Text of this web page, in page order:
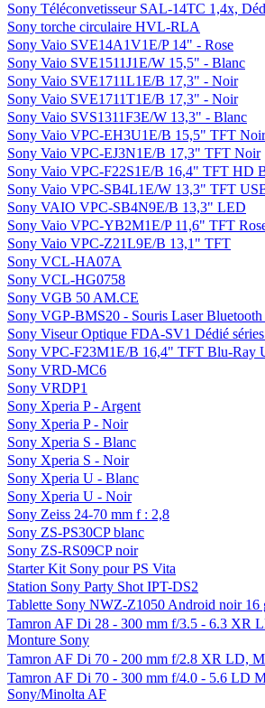
Sony Téléconvetisseur SAL-14TC 1,4x,
Sony torche circulaire HVL-RLA
Sony Vaio SVE14A1V1E/P 14" - Rose
Sony Vaio SVE1511J1E/W 15,5" - Blanc
Sony Vaio SVE1711L1E/B 17,3" - Noir
Sony Vaio SVE1711T1E/B 17,3" - Noir
Sony Vaio SVS1311F3E/W 13,3" - Blanc
Sony Vaio VPC-EH3U1E/B 15,5" TFT Noir
Sony Vaio VPC-EJ3N1E/B 17,3" TFT Noir
Sony Vaio VPC-F22S1E/B 16,4" TFT HD
Sony Vaio VPC-SB4L1E/W 13,3" TFT
Sony VAIO VPC-SB4N9E/B 13,3" LED
Sony Vaio VPC-YB2M1E/P 11,6" TFT
Sony Vaio VPC-Z21L9E/B 13,1" TFT
Sony VCL-HA07A
Sony VCL-HG0758
Sony VGB 50 AM.CE
Sony VGP-BMS20 - Souris Laser Bluetooth
Sony Viseur Optique FDA-SV1 Dédié
Sony VPC-F23M1E/B 16,4" TFT Blu-Ray
Sony VRD-MC6
Sony VRDP1
Sony Xperia P - Argent
Sony Xperia P - Noir
Sony Xperia S - Blanc
Sony Xperia S - Noir
Sony Xperia U - Blanc
Sony Xperia U - Noir
Sony Zeiss 24-70 mm f : 2,8
Sony ZS-PS30CP blanc
Sony ZS-RS09CP noir
Starter Kit Sony pour PS Vita
Station Sony Party Shot IPT-DS2
Tablette Sony NWZ-Z1050 Android noir 16
Tamron AF Di 28 - 300 mm f/3.5 - 6.3 XR
Monture Sony
Tamron AF Di 70 - 200 mm f/2.8 XR LD,
Tamron AF Di 70 - 300 mm f/4.0 - 5.6 LD
Sony/Minolta AF